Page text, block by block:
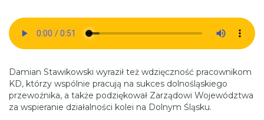
Damian Stawikowski wyraził też wdzięczność pracownikom
KD, którzy wspólnie pracują na sukces dolnośląskiego
przewoźnika, a także podziękował Zarządowi Województwa
za wspieranie działalności kolei na Dolnym Śląsku.